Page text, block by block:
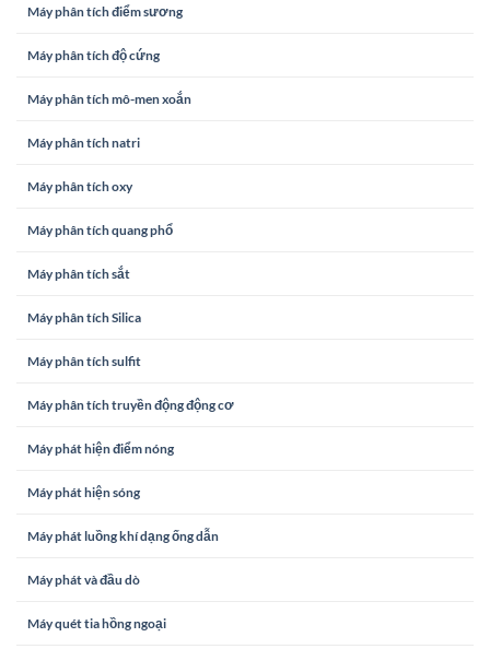
Máy phân tích điểm sương
Máy phân tích độ cứng
Máy phân tích mô-men xoắn
Máy phân tích natri
Máy phân tích oxy
Máy phân tích quang phổ
Máy phân tích sắt
Máy phân tích Silica
Máy phân tích sulfit
Máy phân tích truyền động động cơ
Máy phát hiện điểm nóng
Máy phát hiện sóng
Máy phát luồng khí dạng ống dẫn
Máy phát và đầu dò
Máy quét tia hồng ngoại